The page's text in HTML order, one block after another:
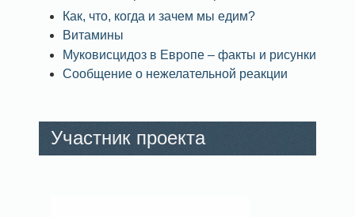
Как, что, когда и зачем мы едим?
Витамины
Муковисцидоз в Европе – факты и рисунки
Сообщение о нежелательной реакции
Участник проекта